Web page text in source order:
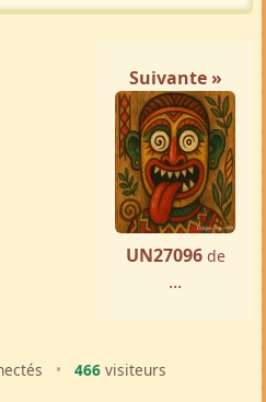
Suivante »
UN27096 de
...
• 466 visiteurs